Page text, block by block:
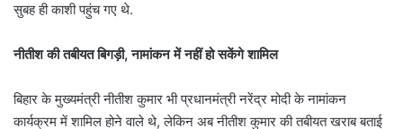
सुबह ही काशी पहुंच गए थे.
नीतीश की तबीयत बिगड़ी, नामांकन में नहीं हो सकेंगे शामिल
बिहार के मुख्यमंत्री नीतीश कुमार भी प्रधानमंत्री नरेंद्र मोदी के नामांकन
कार्यक्रम में शामिल होने वाले थे, लेकिन अब नीतीश कुमार की तबीयत खराब बताई